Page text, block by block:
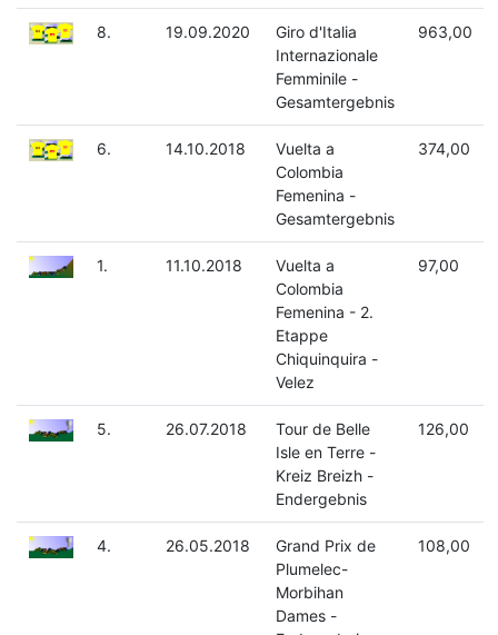
8. 19.09.2020
Giro d'Italia
Internazionale
Femminile -
Gesamtergebnis
963,00
6. 14.10.2018
Vuelta a
Colombia
Femenina -
Gesamtergebnis
374,00
1. 11.10.2018
Vuelta a
Colombia
Femenina - 2.
Etappe
Chiquinquira -
Velez
97,00
5. 26.07.2018
Tour de Belle
Isle en Terre -
Kreiz Breizh -
Endergebnis
126,00
4. 26.05.2018
Grand Prix de
Plumelec-
Morbihan
Dames -
108,00